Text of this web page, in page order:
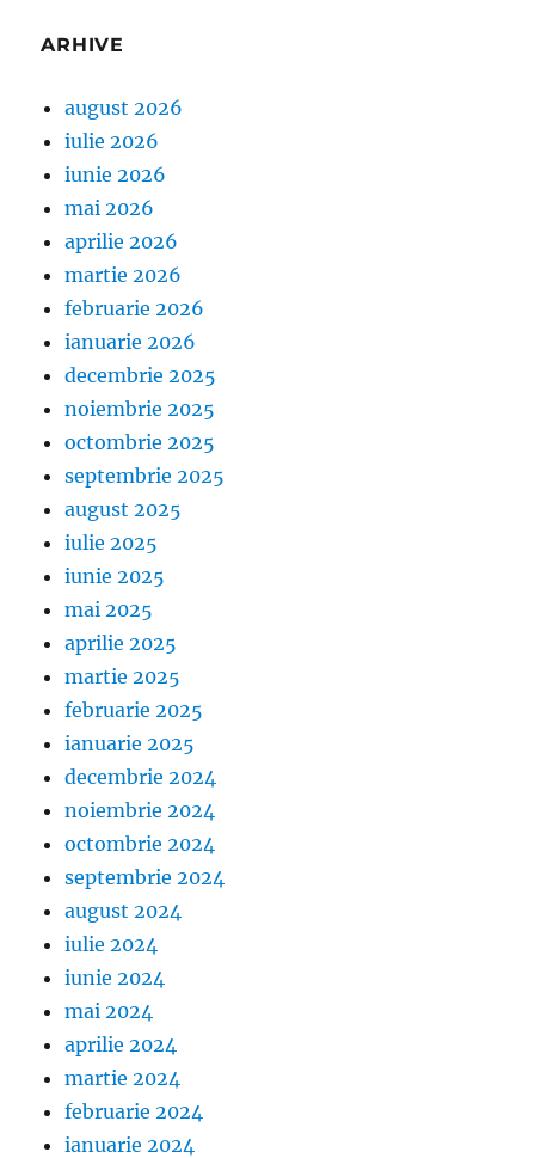
ARHIVE
august 2026
iulie 2026
iunie 2026
mai 2026
aprilie 2026
martie 2026
februarie 2026
ianuarie 2026
decembrie 2025
noiembrie 2025
octombrie 2025
septembrie 2025
august 2025
iulie 2025
iunie 2025
mai 2025
aprilie 2025
martie 2025
februarie 2025
ianuarie 2025
decembrie 2024
noiembrie 2024
octombrie 2024
septembrie 2024
august 2024
iulie 2024
iunie 2024
mai 2024
aprilie 2024
martie 2024
februarie 2024
ianuarie 2024